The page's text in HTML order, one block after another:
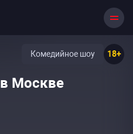
18+
Комедийное шоу
Москве